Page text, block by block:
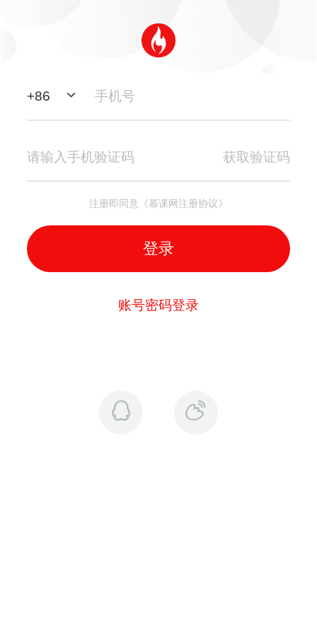
+86
获取验证码
注册即同意《慕课网注册协议》
登录
账号密码登录